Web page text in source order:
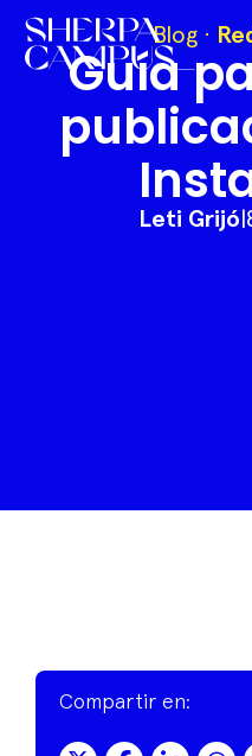
Blog·
Guía
Leti Grijó
Compartir en: